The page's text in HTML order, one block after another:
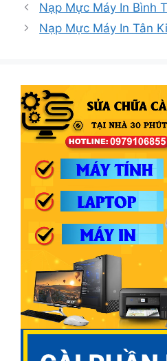
Nạp Mực Máy In Bình
Nạp Mực Máy In Tân